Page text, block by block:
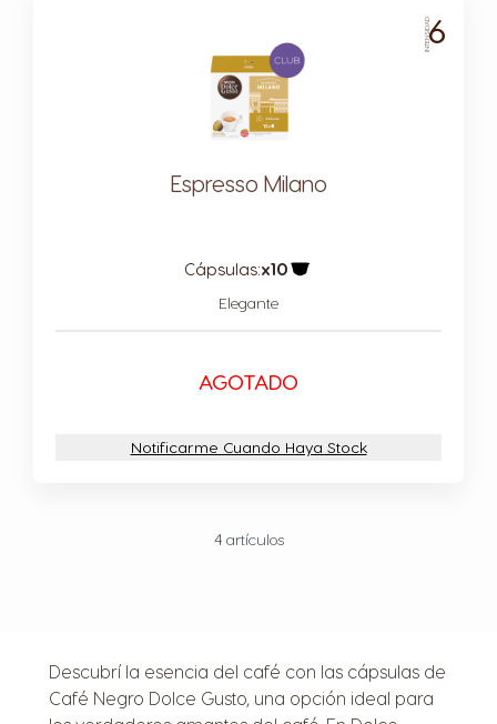
INTENSIDAD6
Espresso Milano
Cápsulas:x10
Elegante
AGOTADO
Notificarme Cuando Haya Stock
4artículos
Descubrí la esencia del café con las cápsulas de
Café Negro Dolce Gusto, una opción ideal para